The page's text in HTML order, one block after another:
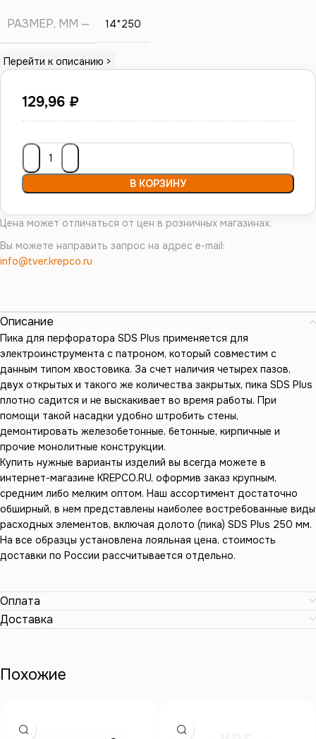
129,96 ₽
В КОРЗИНУ
Цена может отличаться от цен в розничных магазинах.
Вы можете направить запрос на адрес e-mail:
info@tver.krepco.ru
РАЗМЕР, ММ 14*250
Перейти к описанию >
Описание
Пика для перфоратора SDS Plus применяется для
электроинструмента с патроном, который совместим с
данным типом хвостовика. За счет наличия четырех пазов,
двух открытых и такого же количества закрытых, пика SDS Plus
плотно садится и не выскакивает во время работы. При
помощи такой насадки удобно штробить стены,
демонтировать железобетонные, бетонные, кирпичные и
прочие монолитные конструкции.
Купить нужные варианты изделий вы всегда можете в
интернет-магазине KREPCO.RU, оформив заказ крупным,
средним либо мелким оптом. Наш ассортимент достаточно
обширный, в нем представлены наиболее востребованные виды
расходных элементов, включая долото (пика) SDS Plus 250 мм.
На все образцы установлена лояльная цена, стоимость
доставки по России рассчитывается отдельно.
Оплата
Доставка
Похожие